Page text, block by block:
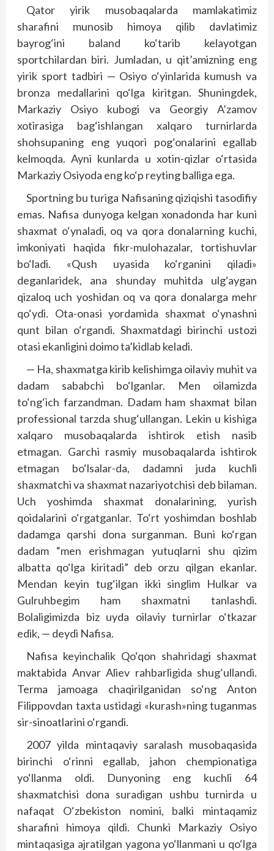
Qator yirik musobaqalarda mamlakatimiz
sharafini munosib himoya qilib davlatimiz
bayrog‘ini baland ko‘tarib kelayotgan
sportchilardan biri. Jumladan, u qit’amizning eng
yirik sport tadbiri — Osiyo o‘yinlarida kumush va
bronza medallarini qo‘lga kiritgan. Shuningdek,
Markaziy Osiyo kubogi va Geor­giy A’zamov
xotirasiga bag‘ishlangan xalqaro turnirlarda
shohsupaning eng yuqori pog‘onalarini egallab
kelmoqda. Ayni kunlarda u xotin-qizlar o‘rtasida
Markaziy Osiyoda eng ko‘p reyting balliga ega.
Sportning bu turiga Nafisaning qiziqishi tasodifiy
emas. Nafisa dunyo­ga kelgan xonadonda har kuni
shaxmat o‘ynaladi, oq va qora donalarning kuchi,
imkoniyati haqida fikr-mulohazalar, tortishuvlar
bo‘ladi. «Qush uyasida ko‘rganini qiladi»
deganlaridek, ana shunday muhitda ulg‘aygan
qizaloq uch yoshidan oq va qora donalarga mehr
qo‘ydi. Ota-onasi yordamida shaxmat o‘ynashni
qunt bilan o‘rgandi. Shaxmatdagi birinchi ustozi
otasi ekanligini doimo ta’kidlab keladi.
— Ha, shaxmatga kirib kelishimga oilaviy muhit va
dadam sababchi bo‘lganlar. Men oilamizda
to‘ng‘ich farzandman. Dadam ham shaxmat bilan
professional tarzda shug‘ullangan. Lekin u kishiga
xalqaro musobaqalarda ishtirok etish nasib
etmagan. Garchi rasmiy musobaqalarda ishtirok
etmagan bo‘lsalar-da, dadamni juda kuchli
shaxmatchi va shaxmat nazariyotchisi deb bilaman.
Uch yoshimda shaxmat donalarining, yurish
qoidalarini o‘rgatganlar. To‘rt yoshimdan boshlab
dadamga qarshi dona surganman. Buni ko‘rgan
dadam “men erishmagan yutuqlarni shu qizim
albatta qo‘lga kiritadi” deb orzu qilgan ekanlar.
Mendan keyin tug‘ilgan ikki singlim Hulkar va
Gulruhbegim ham shaxmatni tanlashdi.
Bolaligimizda biz uyda oilaviy turnirlar o‘tkazar
edik, — deydi Nafisa.
Nafisa keyinchalik Qo‘­qon shahridagi shaxmat
maktabida Anvar Aliev rahbarligida shug‘ullandi.
Terma jamoaga chaqirilganidan so‘ng Anton
Filippovdan taxta ustidagi «kurash»ning tuganmas
sir-sinoatlarini o‘rgandi.
2007 yilda mintaqaviy saralash musobaqasida
birinchi o‘rinni egallab, jahon chempionatiga
yo‘llanma oldi. Dunyoning eng kuchli 64
shaxmatchisi dona suradigan ushbu turnirda u
nafaqat O‘zbekiston nomini, balki mintaqamiz
sharafini himoya qildi. Chunki Markaziy Osiyo
mintaqasiga ajratilgan yagona yo‘llanmani u qo‘lga